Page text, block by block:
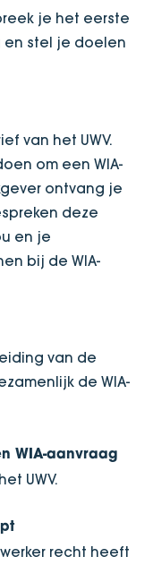
je het eerste
en stel je doelen
van het UWV.
om een WIA-
ontvang je
deze
en je
bij de WIA-
van de
de WIA-
WIA-aanvraag
UWV.
recht heeft